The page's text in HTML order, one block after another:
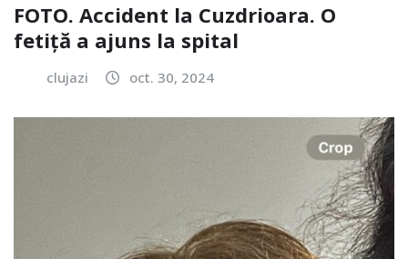
FOTO. Accident la Cuzdrioara. O
fetiță a ajuns la spital
clujazi oct. 30, 2024